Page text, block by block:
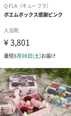
オレンジ
ブルー
サプライズギフ
雑貨好きの20～30
ト。普通のフラワ